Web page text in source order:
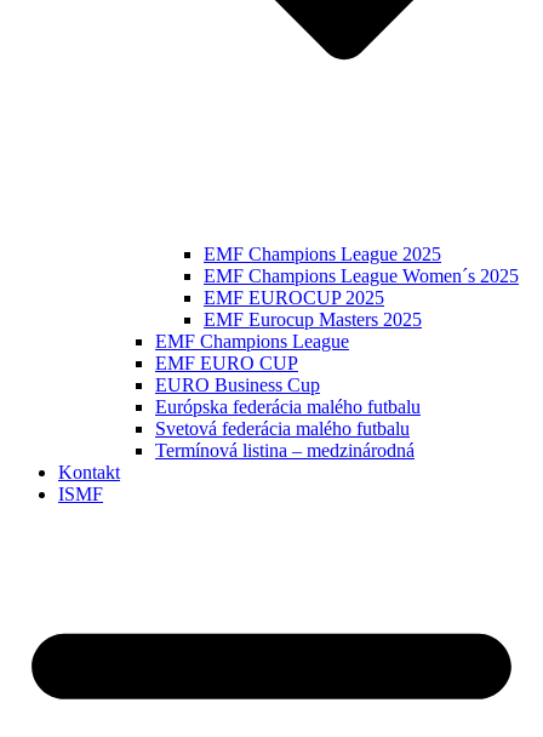
EMF Champions League 2025
EMF Champions League Women´s 2025
EMF EUROCUP 2025
EMF Eurocup Masters 2025
EMF Champions League
EMF EURO CUP
EURO Business Cup
Európska federácia malého futbalu
Svetová federácia malého futbalu
Termínová listina – medzinárodná
Kontakt
ISMF